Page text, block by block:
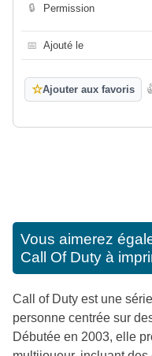
🔒 Permission
📅 Ajouté le
☆Ajouter aux favoris
Vous aimerez
Call Of Duty à
Call of Duty est une
personne centrée sur
Débutée en 2003, elle